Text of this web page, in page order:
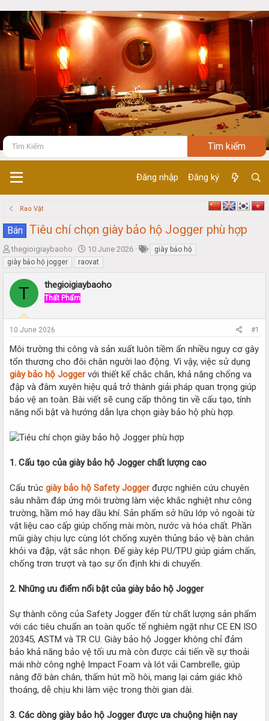
Đăng nhập Đăng ký
Rao Vặt
Bán Tiêu chí chọn giày bảo hộ Jogger phù hợp
T
h
r
e
d
a
r
t
e
r
thegioigiaybaoho
S
t
a
r
10 June 2026
giày bảo hộ
giày bảo hộ jogger
raovat
T thegioigiaybaoho
Thất Phẩm
10 June 2026 #1
Môi trường thi công và sản xuất luôn tiềm ẩn nhiều nguy cơ gây
tổn thương cho đôi chân người lao động. Vì vậy, việc sử dụng
giày bảo hộ Joggervới thiết kế chắc chắn, khả năng chống va
đập và đâm xuyên hiệu quả trở thành giải pháp quan trọng giúp
bảo vệ an toàn. Bài viết sẽ cung cấp thông tin về cấu tạo, tính
năng nổi bật và hướng dẫn lựa chọn giày bảo hộ phù hợp.
1. Cấu tạo của giày bảo hộ Jogger chất lượng cao
Cấu trúc giày bảo hộ Safety Joggerđược nghiên cứu chuyên
sâu nhằm đáp ứng môi trường làm việc khắc nghiệt như công
trường, hầm mỏ hay dầu khí. Sản phẩm sở hữu lớp vỏ ngoài từ
vật liệu cao cấp giúp chống mài mòn, nước và hóa chất. Phần
mũi giày chịu lực cùng lót chống xuyên thủng bảo vệ bàn chân
khỏi va đập, vật sắc nhọn. Đế giày kép PU/TPU giúp giảm chấn,
chống trơn trượt và tạo sự ổn định khi di chuyển.
2. Những ưu điểm nổi bật của giày bảo hộ Jogger
Sự thành công của Safety Jogger đến từ chất lượng sản phẩm
với các tiêu chuẩn an toàn quốc tế nghiêm ngặt như CE EN ISO
20345, ASTM và TR CU. Giày bảo hộ Jogger không chỉ đảm
bảo khả năng bảo vệ tối ưu mà còn được cải tiến về sự thoải
mái nhờ công nghệ Impact Foam và lót vải Cambrelle, giúp
nâng đỡ bàn chân, thấm hút mồ hôi, mang lại cảm giác khô
thoáng, dễ chịu khi làm việc trong thời gian dài.
3. Các dòng giày bảo hộ Jogger được ưa chuộng hiện nay